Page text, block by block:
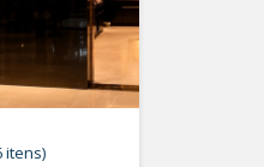
itens)